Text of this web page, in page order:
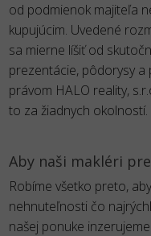
od podmienok majiteľa
kupujúcim. Uvedené
sa mierne líšiť od
prezentácie, pôdorysy
právom HALO reality,
to za žiadnych okolností.
Aby naši makléri
Robíme všetko preto,
nehnuteľnosti čo
našej ponuke